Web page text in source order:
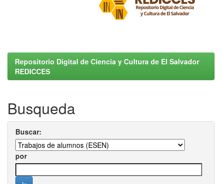
Repositorio Digital de Ciencia y Cultura de El Salvador
REDICCES
Busqueda
Buscar:
por